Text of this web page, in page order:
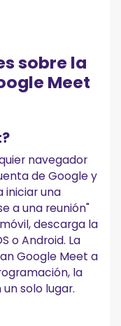
sobre la
Meet
navegador
de Google y
iniciar una
a una reunión"
descarga la
o Android. La
Google Meet a
la
solo lugar.